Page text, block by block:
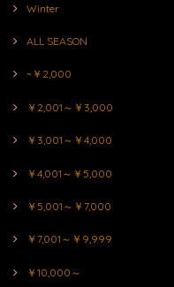
Winter
ALL SEASON
~￥2,000
￥2,001～￥3,000
￥3,001～￥4,000
￥4,001～￥5,000
￥5,001～￥7,000
￥7,001～￥9,999
￥10,000～